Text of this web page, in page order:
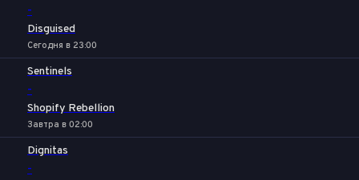
-
Disguised
Сегодня в 23:00
Sentinels
-
Shopify Rebellion
Завтра в 02:00
Dignitas
-